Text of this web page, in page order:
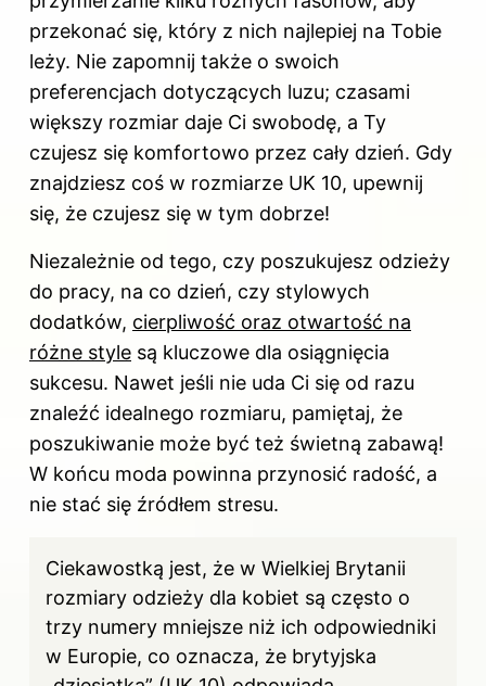
przekonać się, który z nich najlepiej na Tobie
leży. Nie zapomnij także o swoich
preferencjach dotyczących luzu; czasami
większy rozmiar daje Ci swobodę, a Ty
czujesz się komfortowo przez cały dzień. Gdy
znajdziesz coś w rozmiarze UK 10, upewnij
się, że czujesz się w tym dobrze!
Niezależnie od tego, czy poszukujesz odzieży
do pracy, na co dzień, czy stylowych
dodatków, cierpliwość oraz otwartość na
różne style są kluczowe dla osiągnięcia
sukcesu. Nawet jeśli nie uda Ci się od razu
znaleźć idealnego rozmiaru, pamiętaj, że
poszukiwanie może być też świetną zabawą!
W końcu moda powinna przynosić radość, a
nie stać się źródłem stresu.
Ciekawostką jest, że w Wielkiej Brytanii
rozmiary odzieży dla kobiet są często o
trzy numery mniejsze niż ich odpowiedniki
w Europie, co oznacza, że brytyjska